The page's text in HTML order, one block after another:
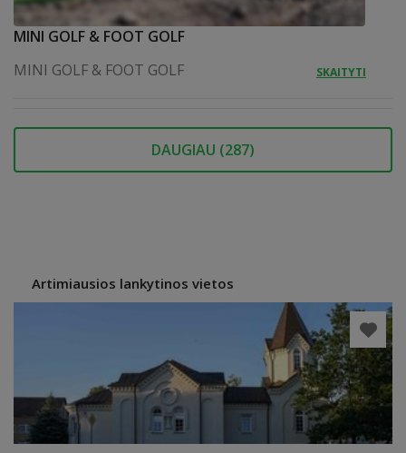
MINI GOLF & FOOT GOLF
MINI GOLF & FOOT GOLF
SKAITYTI
DAUGIAU (287)
Artimiausios lankytinos vietos